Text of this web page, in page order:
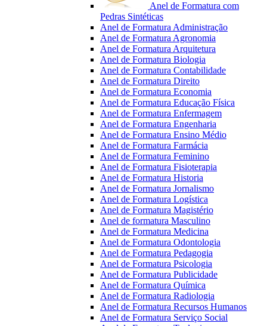
Anel de Formatura com
Pedras Sintéticas
Anel de Formatura Administração
Anel de Formatura Agronomia
Anel de Formatura Arquitetura
Anel de Formatura Biologia
Anel de Formatura Contabilidade
Anel de Formatura Direito
Anel de Formatura Economia
Anel de Formatura Educação Física
Anel de Formatura Enfermagem
Anel de Formatura Engenharia
Anel de Formatura Ensino Médio
Anel de Formatura Farmácia
Anel de Formatura Feminino
Anel de Formatura Fisioterapia
Anel de Formatura Historia
Anel de Formatura Jornalismo
Anel de Formatura Logística
Anel de Formatura Magistério
Anel de formatura Masculino
Anel de Formatura Medicina
Anel de Formatura Odontologia
Anel de Formatura Pedagogia
Anel de Formatura Psicologia
Anel de Formatura Publicidade
Anel de Formatura Química
Anel de Formatura Radiologia
Anel de Formatura Recursos Humanos
Anel de Formatura Serviço Social